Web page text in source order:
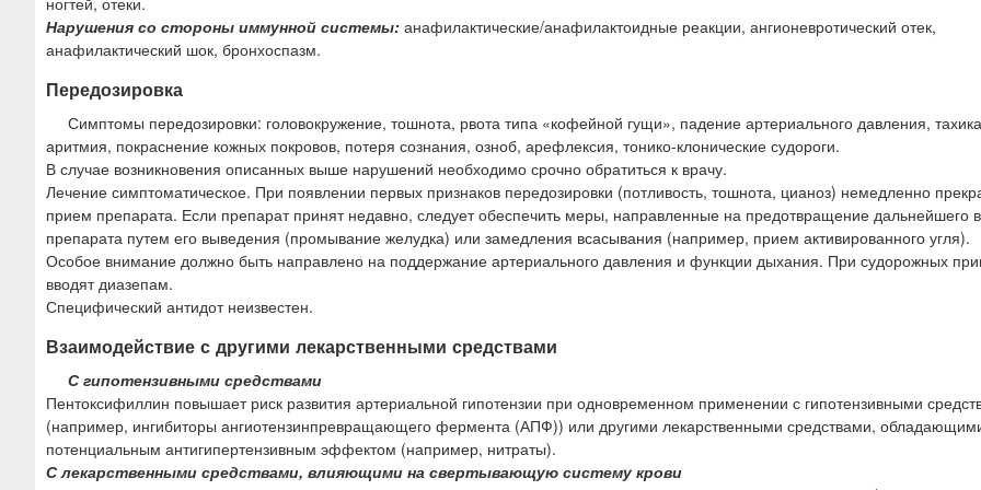
Нарушения со стороны иммунной системы: анафилактические/анафилактоидные реакции, ангионевротический отек,
анафилактический шок, бронхоспазм.
Передозировка
Симптомы передозировки: головокружение, тошнота, рвота типа «кофейной гущи», падение артериального давления,
аритмия, покраснение кожных покровов, потеря сознания, озноб, арефлексия, тонико-клонические судороги.
В случае возникновения описанных выше нарушений необходимо срочно обратиться к врачу.
Лечение симптоматическое. При появлении первых признаков передозировки (потливость, тошнота, цианоз) немедленно
прием препарата. Если препарат принят недавно, следует обеспечить меры, направленные на предотвращение дальнейшего
препарата путем его выведения (промывание желудка) или замедления всасывания (например, прием активированного угля).
Особое внимание должно быть направлено на поддержание артериального давления и функции дыхания. При судорожных
вводят диазепам.
Специфический антидот неизвестен.
Взаимодействие с другими лекарственными средствами
С гипотензивными средствами
Пентоксифиллин повышает риск развития артериальной гипотензии при одновременном применении с гипотензивными
(например, ингибиторы ангиотензинпревращающего фермента (АПФ)) или другими лекарственными средствами,
потенциальным антигипертензивным эффектом (например, нитраты).
С лекарственными средствами, влияющими на свертывающую систему крови